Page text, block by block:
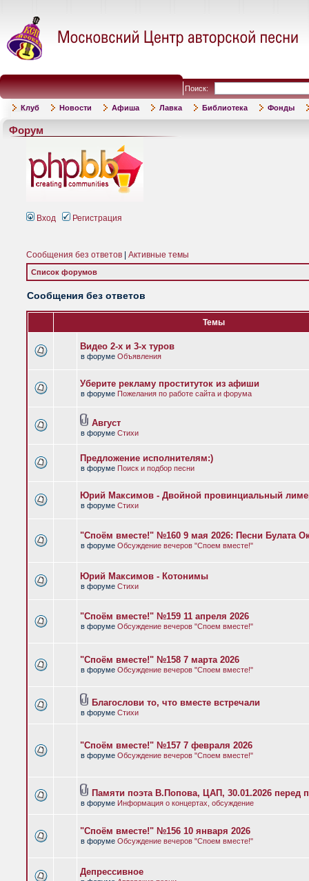
Поиск:
Клуб Новости Афиша Лавка Библиотека Фонды
Форум
Вход Регистрация
Сообщения без ответов Активные темы
Список форумов
Сообщения без ответов
Темы
Видео 2-х и 3-х туров
в форуме Объявления
Уберите рекламу проституток из афиши
в форуме Пожелания по работе сайта и форума
Август
в форуме Стихи
Предложение исполнителям:)
в форуме Поиск и подбор песни
Юрий Максимов - Двойной провинциальный
в форуме Стихи
"Споём вместе!" №160 9 мая 2026: Песни Булата
в форуме Обсуждение вечеров "Споем вместе!"
Юрий Максимов - Котонимы
в форуме Стихи
"Споём вместе!" №159 11 апреля 2026
в форуме Обсуждение вечеров "Споем вместе!"
"Споём вместе!" №158 7 марта 2026
в форуме Обсуждение вечеров "Споем вместе!"
Благослови то, что вместе встречали
в форуме Стихи
"Споём вместе!" №157 7 февраля 2026
в форуме Обсуждение вечеров "Споем вместе!"
Памяти поэта В.Попова, ЦАП, 30.01.2026 перед
в форуме Информация о концертах, обсуждение
"Споём вместе!" №156 10 января 2026
в форуме Обсуждение вечеров "Споем вместе!"
Депрессивное